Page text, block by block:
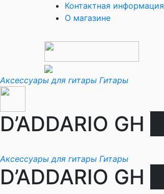
Контактная информация
О магазине
Аксессуары для гитары Гитары
D’ADDARIO GH
Аксессуары для гитары Гитары
D’ADDARIO GH